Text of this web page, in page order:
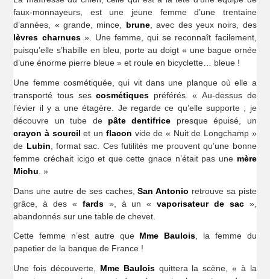
faux-monnayeurs, est une jeune femme d’une trentaine
d’années, « grande, mince, brune, avec des yeux noirs, des
lèvres charnues». Une femme, qui se reconnaît facilement,
puisqu’elle s’habille en bleu, porte au doigt « une bague ornée
d’une énorme pierre bleue » et roule en bicyclette… bleue !
Une femme cosmétiquée, qui vit dans une planque où elle a
transporté tous sescosmétiques préférés. « Au-dessus de
l’évier il y a une étagère. Je regarde ce qu’elle supporte ; je
découvre un tube de pâte dentifrice presque épuisé, un
crayon à sourcil et un flacon vide de « Nuit de Longchamp »
de Lubin , format sac. Ces futilités me prouvent qu’une bonne
femme créchait icigo et que cette gnace n’était pas une mère
Michu . »
Dans une autre de ses caches,San Antonio retrouve sa piste
grâce, à des « fards», à un «vaporisateur de sac»,
abandonnés sur une table de chevet.
Cette femme n’est autre que Mme Baulois, la femme du
papetier de la banque de France !
Une fois découverte, Mme Bauloisquittera la scène, « à la